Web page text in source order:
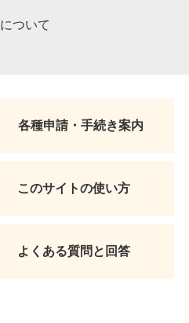
ついて
各種申請・手続き案内
このサイトの使い方
よくある質問と回答